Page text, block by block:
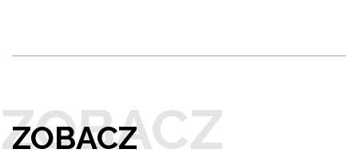
ZOBACZ